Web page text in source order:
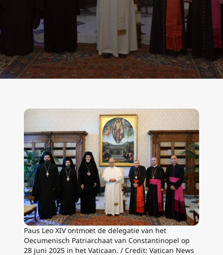
Paus Leo XIV ontmoet de delegatie van het
Oecumenisch Patriarchaat van Constantinopel op
28 juni 2025 in het Vaticaan. / Credit: Vatican News